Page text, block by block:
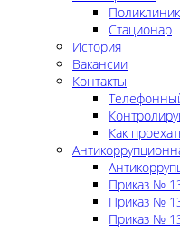
Стационар
История
Вакансии
Контакты
Как
Приказ №
Приказ №
Приказ №